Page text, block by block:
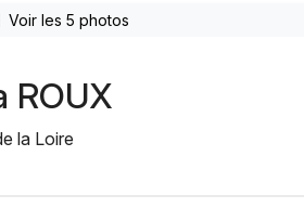
Voir les 5 photos
ROUX
la Loire